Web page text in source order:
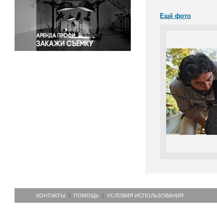
Спорт
Экология
Экономика и бизнес
Ещё фото
КОНТАКТЫ ПОМОЩЬ УСЛОВИЯ ИСПОЛЬЗОВАНИЯ